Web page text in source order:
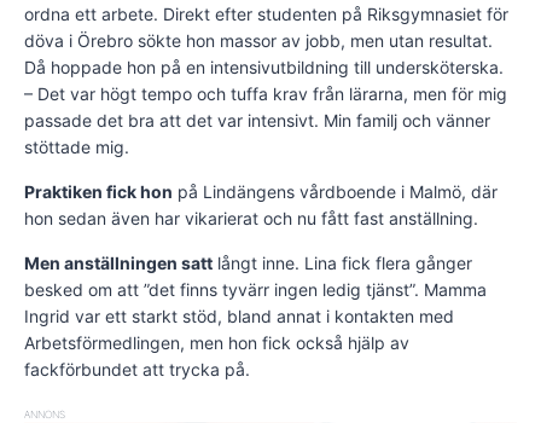
ordna ett arbete. Direkt efter studenten på Riksgym­nasiet för
döva i Örebro sökte hon massor av jobb, men utan resultat.
Då hoppade hon på en intensivutbildning till undersköterska.
– Det var högt tempo och tuffa krav från lärarna, men för mig
passade det bra att det var intensivt. Min familj och vänner
stöttade mig.
Praktiken fick hon på Lindängens vårdboende i Malmö, där
hon sedan även har vikarierat och nu fått fast anställning.
Men anställningen satt långt inne. Lina fick flera gånger
besked om att ”det finns tyvärr ingen ledig tjänst”. Mamma
Ingrid var ett starkt stöd, bland annat i kontakten med
Arbetsförmed­lingen, men hon fick också hjälp av
fackförbundet att trycka på.
ANNONS